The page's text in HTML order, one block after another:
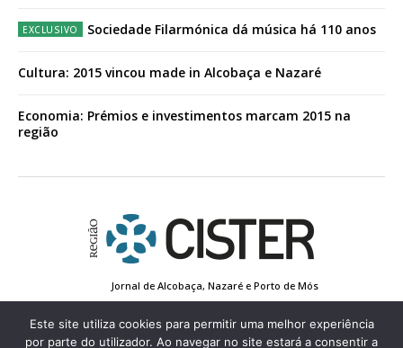
Sociedade Filarmónica dá música há 110 anos
Cultura: 2015 vincou made in Alcobaça e Nazaré
Economia: Prémios e investimentos marcam 2015 na
região
Jornal de Alcobaça, Nazaré e Porto de Mós
Conta de Registo
Edição Impressa
Este site utiliza cookies para permitir uma melhor experiência
por parte do utilizador. Ao navegar no site estará a consentir a